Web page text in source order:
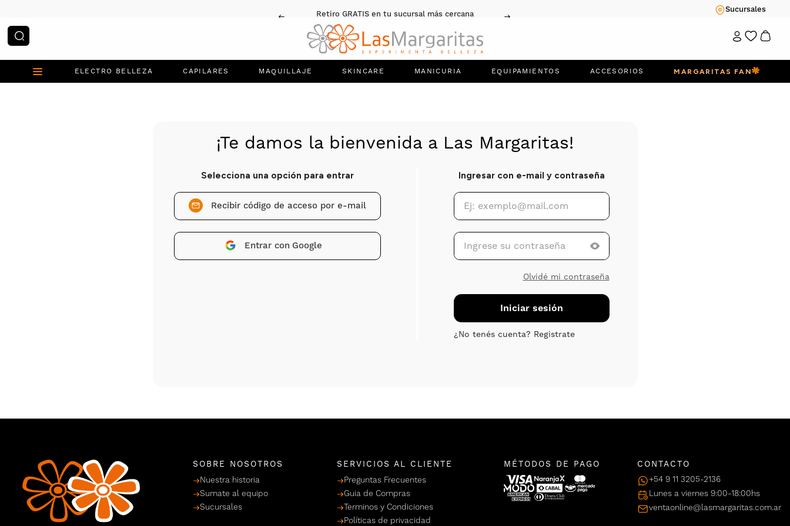
Retiro GRATIS en tu sucursal más cercana Sucursales
¿Qué estás buscando?
ELECTRO BELLEZA CAPILARES MAQUILLAJE SKINCARE MANICURIA EQUIPAMIENTOS ACCESORIOS MARGARITAS FAN
Recibir código de acceso por e-mail
Entrar con Google
Olvidé mi contraseña
SOBRE NOSOTROS
Nuestra historia
Sumate al equipo
Sucursales
SERVICIOS AL CLIENTE
Preguntas Frecuentes
Guia de Compras
Terminos y Condiciones
Políticas de privacidad
MÉTODOS DE PAGO
CONTACTO
+54 9 11 3205-2136
Lunes a viernes 9:00-18:00hs
ventaonline@lasmargaritas.com.ar